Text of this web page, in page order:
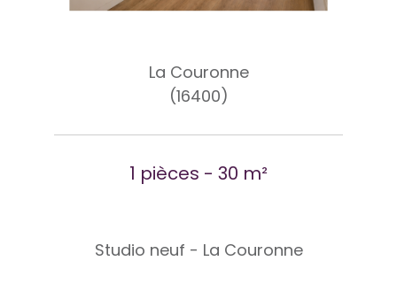
La Couronne
(16400)
1 pièces - 30 m²
Studio neuf - La Couronne